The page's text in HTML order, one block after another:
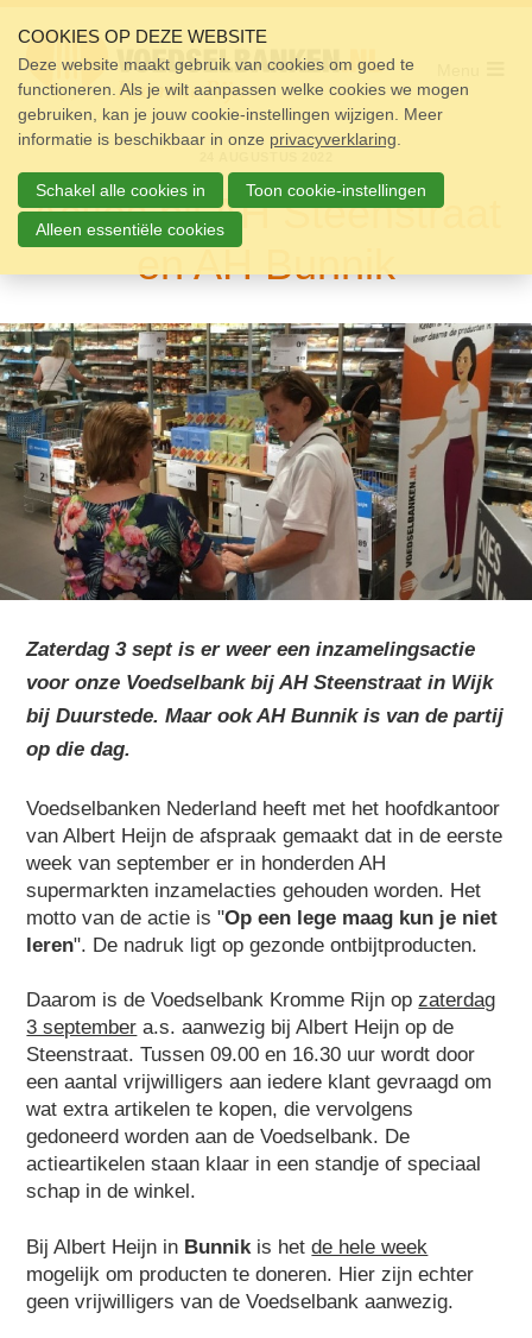
links
over
Spring
naar
de
Spring
naar
de
inhoud
Acties bij AH Steenstraat
en AH Bunnik
Zaterdag 3 sept is er weer een inzamelingsactie
voor onze Voedselbank bij AH Steenstraat in Wijk
bij Duurstede. Maar ook AH Bunnik is van de partij
op die dag.
Voedselbanken Nederland heeft met het hoofdkantoor
van Albert Heijn de afspraak gemaakt dat in de eerste
week van september er in honderden AH
supermarkten inzamelacties gehouden worden. Het
motto van de actie is "Op een lege maag kun je niet
leren". De nadruk ligt op gezonde ontbijtproducten.
Daarom is de Voedselbank Kromme Rijn opzaterdag
3 september a.s. aanwezig bij Albert Heijn op de
Steenstraat. Tussen 09.00 en 16.30 uur wordt door
een aantal vrijwilligers aan iedere klant gevraagd om
wat extra artikelen te kopen, die vervolgens
gedoneerd worden aan de Voedselbank. De
actieartikelen staan klaar in een standje of speciaal
schap in de winkel.
Bij Albert Heijn in Bunnik is hetde hele week
mogelijk om producten te doneren. Hier zijn echter
geen vrijwilligers van de Voedselbank aanwezig.
Home
Pakket
Doneren
Vrijwilligers
Doneer
Contact
Zoek
COOKIES OP DEZE WEBSITE
Deze website maakt gebruik van cookies om goed te
functioneren. Als je wilt aanpassen welke cookies we mogen
gebruiken, kan je jouw cookie-instellingen wijzigen. Meer
informatie is beschikbaar in onze privacyverklaring
Schakel alle cookies in Toon cookie-instellingen
Alleen essentiële cookies